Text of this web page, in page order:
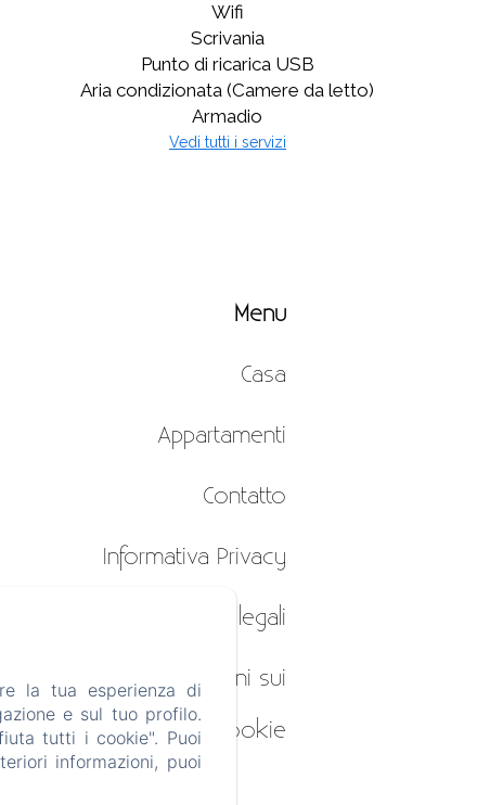
Wifi
Scrivania
Punto di ricarica USB
Aria condizionata (Camere da letto)
Armadio
Vedi tutti i servizi
Menu
Casa
Appartamenti
Contatto
Informativa Privacy
Note legali
Informazioni sui
cookie
la tua esperienza di
e sul tuo profilo.
tutti i cookie". Puoi
informazioni, puoi